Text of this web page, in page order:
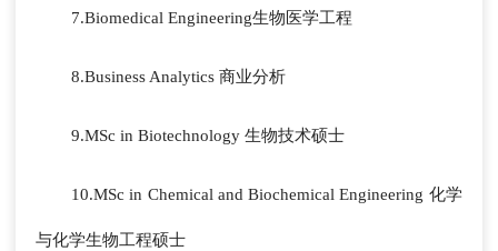
7.Biomedical Engineering生物医学工程
8.Business Analytics 商业分析
9.MSc in Biotechnology 生物技术硕士
10.MSc in Chemical and Biochemical Engineering 化学
与化学生物工程硕士